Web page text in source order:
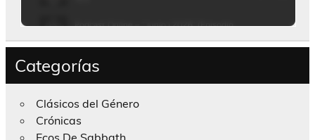
Categorías
Clásicos del Género
Crónicas